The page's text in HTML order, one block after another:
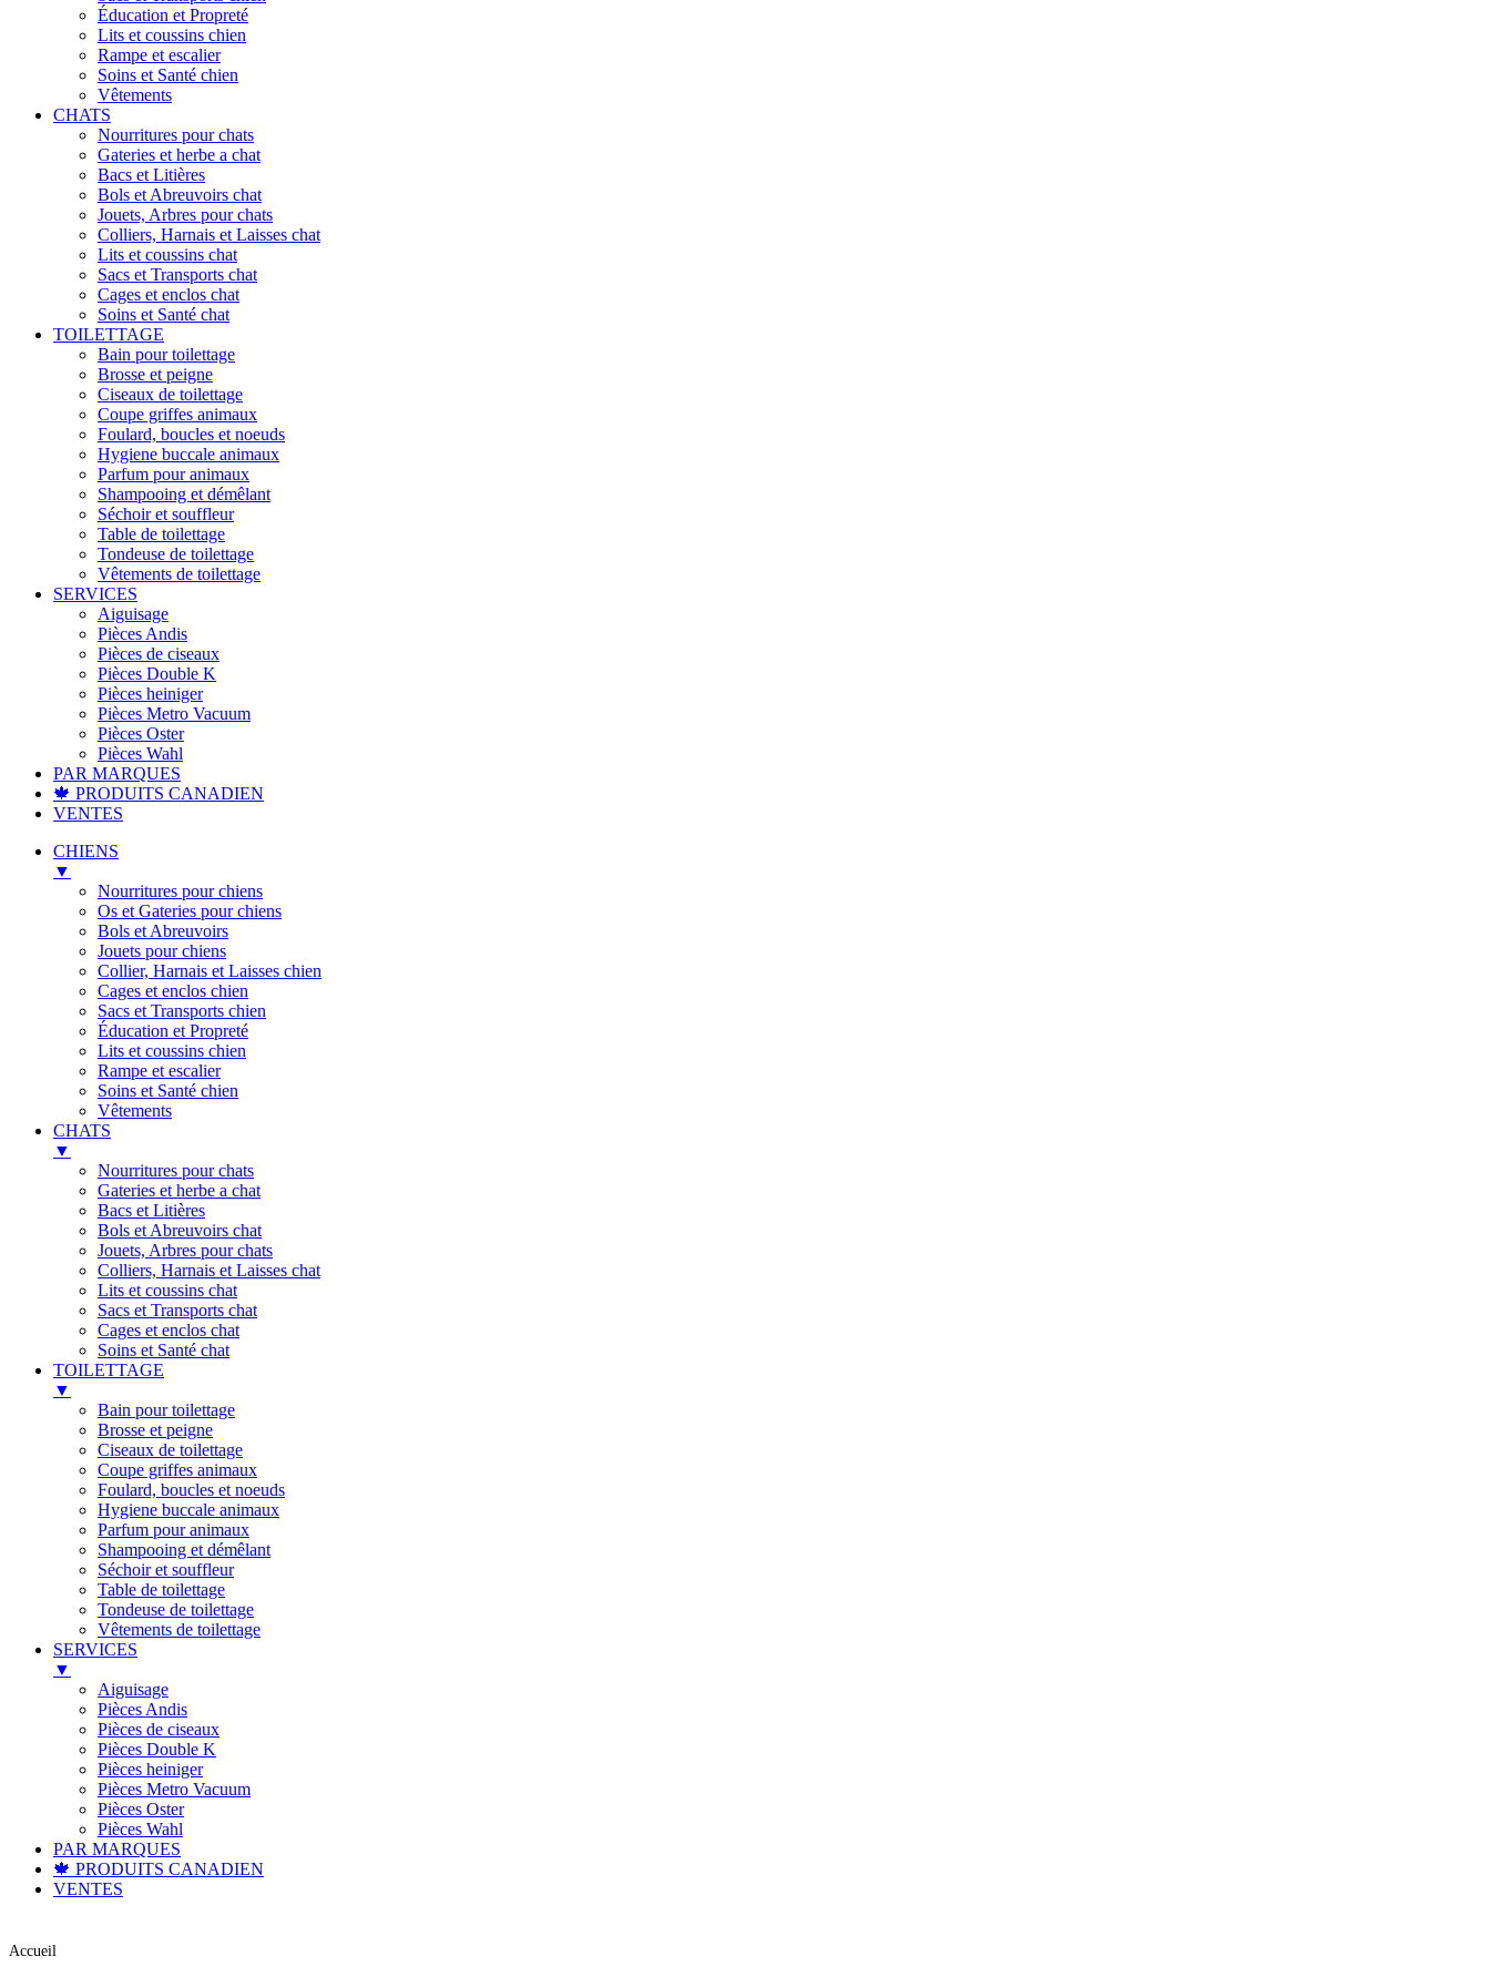
Éducation et Propreté
Lits et coussins chien
Rampe et escalier
Soins et Santé chien
Vêtements
CHATS
Nourritures pour chats
Gateries et herbe a chat
Bacs et Litières
Bols et Abreuvoirs chat
Jouets, Arbres pour chats
Colliers, Harnais et Laisses chat
Lits et coussins chat
Sacs et Transports chat
Cages et enclos chat
Soins et Santé chat
TOILETTAGE
Bain pour toilettage
Brosse et peigne
Ciseaux de toilettage
Coupe griffes animaux
Foulard, boucles et noeuds
Hygiene buccale animaux
Parfum pour animaux
Shampooing et démêlant
Séchoir et souffleur
Table de toilettage
Tondeuse de toilettage
Vêtements de toilettage
SERVICES
Aiguisage
Pièces Andis
Pièces de ciseaux
Pièces Double K
Pièces heiniger
Pièces Metro Vacuum
Pièces Oster
Pièces Wahl
PAR MARQUES
🍁 PRODUITS CANADIEN
VENTES
CHIENS
▼
Nourritures pour chiens
Os et Gateries pour chiens
Bols et Abreuvoirs
Jouets pour chiens
Collier, Harnais et Laisses chien
Cages et enclos chien
Sacs et Transports chien
Éducation et Propreté
Lits et coussins chien
Rampe et escalier
Soins et Santé chien
Vêtements
CHATS
▼
Nourritures pour chats
Gateries et herbe a chat
Bacs et Litières
Bols et Abreuvoirs chat
Jouets, Arbres pour chats
Colliers, Harnais et Laisses chat
Lits et coussins chat
Sacs et Transports chat
Cages et enclos chat
Soins et Santé chat
TOILETTAGE
▼
Bain pour toilettage
Brosse et peigne
Ciseaux de toilettage
Coupe griffes animaux
Foulard, boucles et noeuds
Hygiene buccale animaux
Parfum pour animaux
Shampooing et démêlant
Séchoir et souffleur
Table de toilettage
Tondeuse de toilettage
Vêtements de toilettage
SERVICES
▼
Aiguisage
Pièces Andis
Pièces de ciseaux
Pièces Double K
Pièces heiniger
Pièces Metro Vacuum
Pièces Oster
Pièces Wahl
PAR MARQUES
🍁 PRODUITS CANADIEN
VENTES
Accueil